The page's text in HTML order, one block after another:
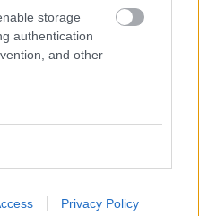
storage
authentication
and other
Privacy Policy